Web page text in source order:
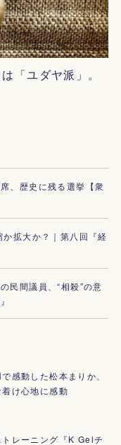
「ユダヤ派」。
、歴史に残る選挙【衆
拡大か？｜第八回『経
民間議員、“相殺”の意
感動した松本まりか、
け心地に感動
レーニング『K Gelチ